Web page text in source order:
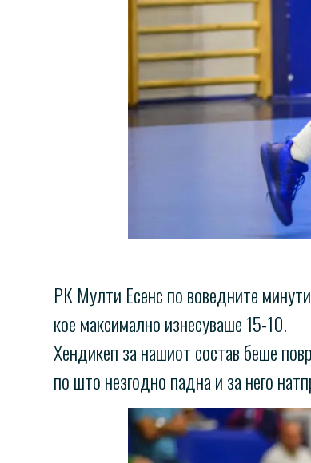
РК Мулти Есенс по воведните
кое максимално изнесуваше 15-10.
Хендикеп за нашиот состав беше
по што незгодно падна и за него